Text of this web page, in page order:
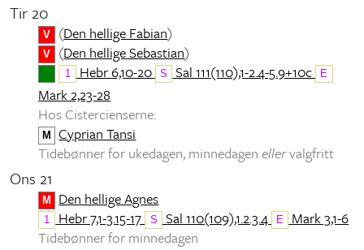
Tir 20
V (Den hellige Fabian)
V (Den hellige Sebastian)
1 Hebr 6,10-20 S Sal 111(110),1-2.4-5.9+10c E
Mark 2,23-28
Hos Cistercienserne:
M
Cyprian Tansi
Tidebønner for ukedagen, minnedagen ellervalgfritt
Ons 21
M Den hellige Agnes
1 Hebr 7,1-3.15-17 S Sal 110(109),1.2.3.4 E
Mark 3,1-6
Tidebønner for minnedagen